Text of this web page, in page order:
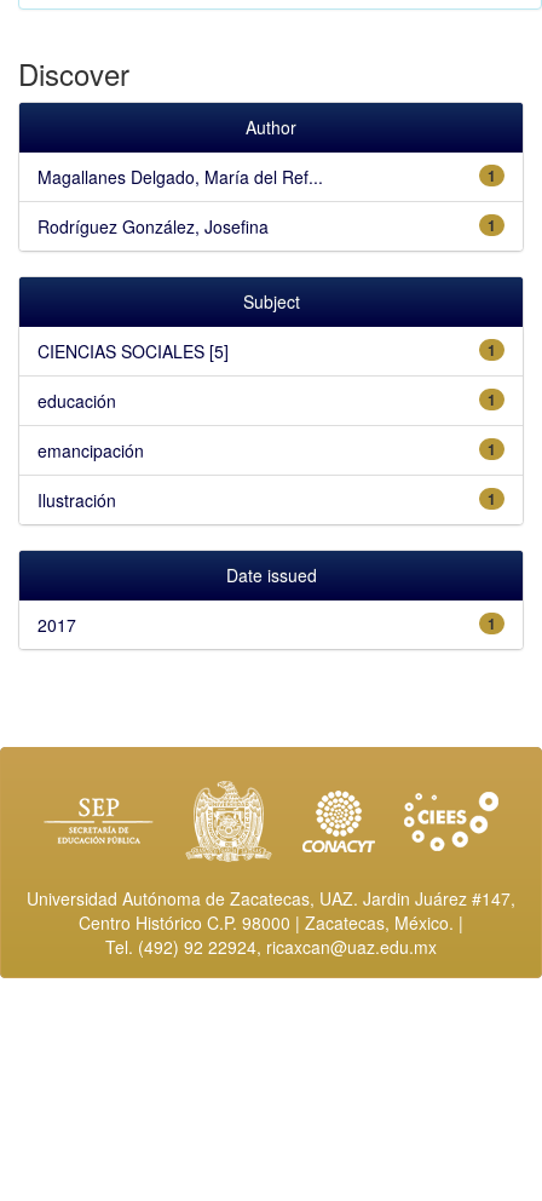
Discover
Author
1
Magallanes Delgado, María del Ref...
1
Rodríguez González, Josefina
Subject
1
CIENCIAS SOCIALES [5]
1
educación
1
emancipación
1
Ilustración
Date issued
1
2017
Universidad Autónoma de Zacatecas, UAZ. Jardin Juárez #147,
Centro Histórico C.P. 98000 | Zacatecas, México. |
Tel. (492) 92 22924, ricaxcan@uaz.edu.mx